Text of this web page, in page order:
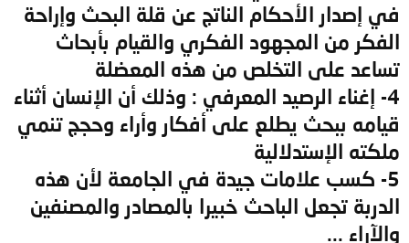
في إصدار الأحكام الناتج عن قلة البحث وإراحة
الفكر من المجهود الفكري والقيام بأبحاث
تساعد على التخلص من هذه المعضلة
4- إغناء الرصيد المعرفي : وذلك أن الإنسان أثناء
قيامه ببحث يطلع على أفكار وأراء وحجج تنمي
ملكته الإستدلالية
5- كسب علامات جيدة في الجامعة لأن هذه
الدربة تجعل الباحث خبيرا بالمصادر والمصنفين
والآراء ...